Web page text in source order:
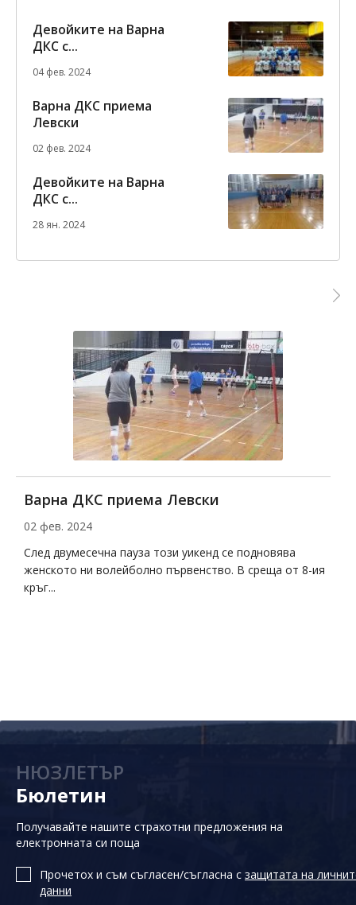
Девойките на Варна
ДКС с...
04 фев. 2024
Варна ДКС приема
Левски
02 фев. 2024
Девойките на Варна
ДКС с...
28 ян. 2024
Варна ДКС приема Левски
02 фев. 2024
След двумесечна пауза този уикенд се подновява
женското ни волейболно първенство. В среща от 8-ия
кръг...
НЮЗЛЕТЪР
Бюлетин
Получавайте нашите страхотни предложения на
електронната си поща
Прочетох и съм съгласен/съгласна с защитата на
данни